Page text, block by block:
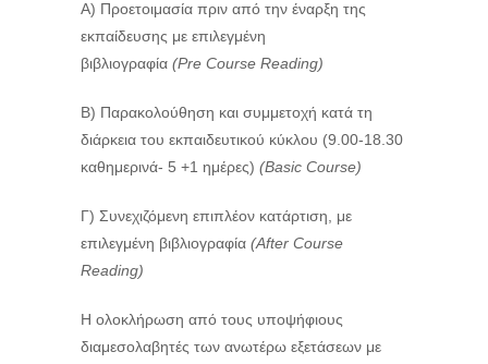
Α) Προετοιμασία πριν από την έναρξη της
εκπαίδευσης με επιλεγμένη
βιβλιογραφία (Pre Course Reading)
Β) Παρακολούθηση και συμμετοχή κατά τη
διάρκεια του εκπαιδευτικού κύκλου (9.00-18.30
καθημερινά- 5 +1 ημέρες) (Basic Course)
Γ) Συνεχιζόμενη επιπλέον κατάρτιση, με
επιλεγμένη βιβλιογραφία (After Course
Reading)
Η ολοκλήρωση από τους υποψήφιους
διαμεσολαβητές των ανωτέρω εξετάσεων με